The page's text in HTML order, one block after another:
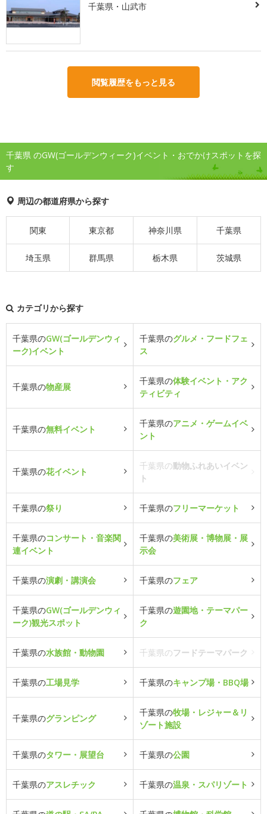
千葉県・山武市
閲覧履歴をもっと見る
千葉県 のGW(ゴールデンウィーク)イベント・おでかけスポットを探
す
周辺の都道府県から探す
関東 東京都 神奈川県 千葉県
埼玉県 群馬県 栃木県 茨城県
カテゴリから探す
千葉県のGW(ゴールデンウィ
ーク)イベント
千葉県のグルメ・フードフェ
ス
千葉県の物産展
千葉県の体験イベント・アク
ティビティ
千葉県の無料イベント
千葉県のアニメ・ゲームイベ
ント
千葉県の花イベント
千葉県の動物ふれあいイベン
ト
千葉県の祭り 千葉県のフリーマーケット
千葉県のコンサート・音楽関
連イベント
千葉県の美術展・博物展・展
示会
千葉県の演劇・講演会 千葉県のフェア
千葉県のGW(ゴールデンウィ
ーク)観光スポット
千葉県の遊園地・テーマパー
ク
千葉県の水族館・動物園 千葉県のフードテーマパーク
千葉県の工場見学 千葉県のキャンプ場・BBQ場
千葉県のグランピング
千葉県の牧場・レジャー＆リ
ゾート施設
千葉県のタワー・展望台 千葉県の公園
千葉県のアスレチック 千葉県の温泉・スパリゾート